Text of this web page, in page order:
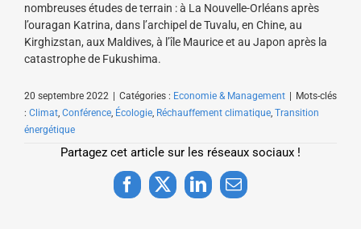
nombreuses études de terrain : à La Nouvelle-Orléans après
l’ouragan Katrina, dans l’archipel de Tuvalu, en Chine, au
Kirghizstan, aux Maldives, à l’île Maurice et au Japon après la
catastrophe de Fukushima.
20 septembre 2022 | Catégories : Economie & Management | Mots-clés
: Climat Conférence Écologie Réchauffement climatique Transition
énergétique
Partagez cet article sur les réseaux sociaux !
Facebook
X LinkedInEmail